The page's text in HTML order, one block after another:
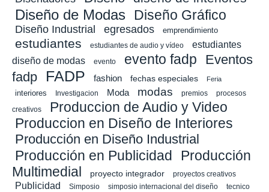
Diseño de Modas Diseño Gráfico
Diseño Industrial egresados emprendimiento
estudiantes estudiantes de audio y vídeo
estudiantes
diseño de modas
evento evento fadp
Eventos
fadp
FADP fashion fechas especiales Feria
interiores Investigacion Moda modas premios procesos
creativos Produccion de Audio y Video
Produccion en Diseño de Interiores
Producción en Diseño Industrial
Producción en Publicidad
Producción
Multimedial
proyecto integrador proyectos creativos
Publicidad Simposio simposio internacional del diseño
tecnico